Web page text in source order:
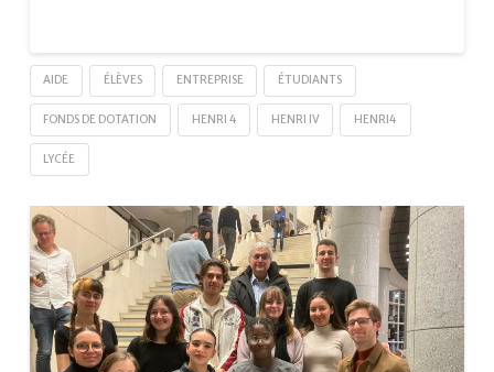
AIDE ÉLÈVES ENTREPRISE ÉTUDIANTS
FONDS DE DOTATION HENRI 4 HENRI IV HENRI4
LYCÉE